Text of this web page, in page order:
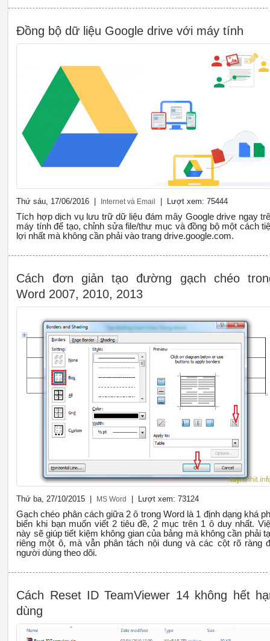
Đồng bộ dữ liệu Google drive với máy tính
Thứ sáu, 17/06/2016 | Internet và Email | Lượt xem: 75444
Tích hợp dịch vụ lưu trữ dữ liệu đám mây Google drive ngay
máy tính để tạo, chỉnh sửa file/thư mục và đồng bộ một cách
lợi nhất mà không cần phải vào trang drive.google.com.
Cách đơn giản tạo đường gạch chéo
Word 2007, 2010, 2013
Thứ ba, 27/10/2015 | MS Word | Lượt xem: 73124
Gạch chéo phân cách giữa 2 ô trong Word là 1 định dạng khá
biến khi bạn muốn viết 2 tiêu đề, 2 mục trên 1 ô duy nhất.
này sẽ giúp tiết kiệm không gian của bảng mà không cần phải
riêng một ô, mà vẫn phân tách nội dung và các cột rõ ràng
người dùng theo dõi.
Cách Reset ID TeamViewer 14 không hết
dùng